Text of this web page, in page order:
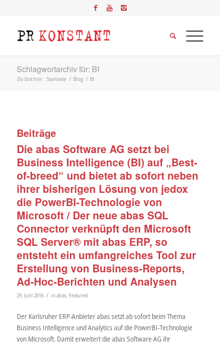
Schlagwortarchiv für: BI
Du bist hier: Startseite / Blog / BI
Beiträge
Die abas Software AG setzt bei
Business Intelligence (BI) auf „Best-
of-breed“ und bietet ab sofort neben
ihrer bisherigen Lösung von jedox
die PowerBI-Technologie von
Microsoft / Der neue abas SQL
Connector verknüpft den Microsoft
SQL Server® mit abas ERP, so
entsteht ein umfangreiches Tool zur
Erstellung von Business-Reports,
Ad-Hoc-Berichten und Analysen
29. Juni 2016 / in abas, Featured
Der Karlsruher ERP-Anbieter abas setzt ab sofort beim Thema
Business Intelligence und Analytics auf die PowerBI-Technologie
von Microsoft. Damit erweitert die abas Software AG ihr